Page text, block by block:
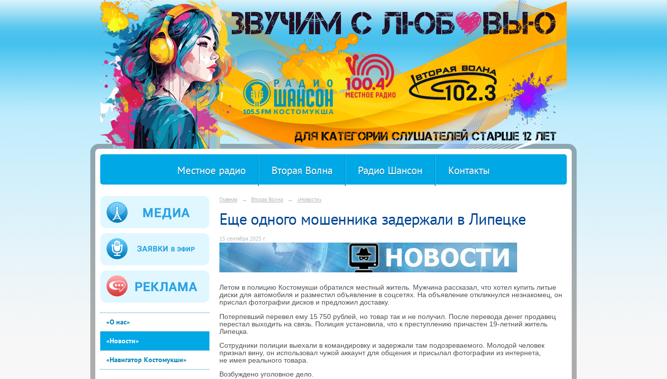
Местное радио Вторая Волна Радио Шансон Контакты
«О нас»
«Новости»
«Навигатор Костомукши»
Главная → Вторая Волна → «Новости»
Еще одного мошенника задержали в Липецке
15 сентября 2025 г.
Летом в полицию Костомукши обратился местный житель. Мужчина рассказал, что хотел купить литые
диски для автомобиля и разместил объявление в соцсетях. На объявление откликнулся незнакомец, он
прислал фотографии дисков и предложил доставку.
Потерпевший перевел ему 15 750 рублей, но товар так и не получил. После перевода денег продавец
перестал выходить на связь. Полиция установила, что к преступлению причастен 19-летний житель
Липецка.
Сотрудники полиции выехали в командировку и задержали там подозреваемого. Молодой человек
признал вину, он использовал чужой аккаунт для общения и присылал фотографии из интернета,
не имея реального товара.
Возбуждено уголовное дело.